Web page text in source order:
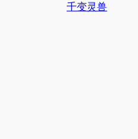
千变灵兽